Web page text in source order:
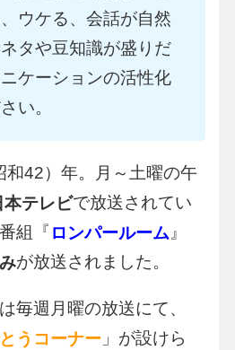
ウケる、会話が自然
タや豆知識が盛りだ
ケーションの活性化
い。
和42）年。月～土曜の午
本テレビで放送されてい
組『 ロンパールーム』
が放送されました。
毎週月曜の放送にて、
うコーナー 」が設けら